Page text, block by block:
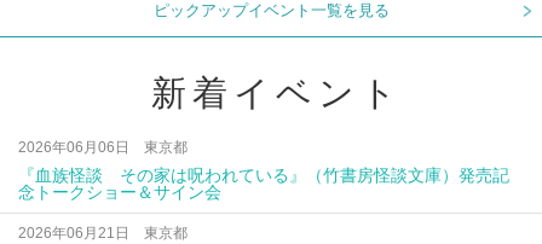
ピックアップイベント一覧を見る
新着イベント
2026年06月06日 東京都
『血族怪談 その家は呪われている』（竹書房怪談文庫）発売記
念トークショー＆サイン会
2026年06月21日 東京都